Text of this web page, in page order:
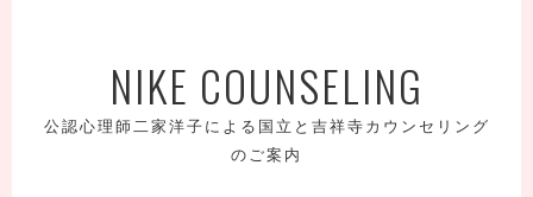
NIKE COUNSELING
公認心理師二家洋子による国立と吉祥寺カウンセリング
のご案内